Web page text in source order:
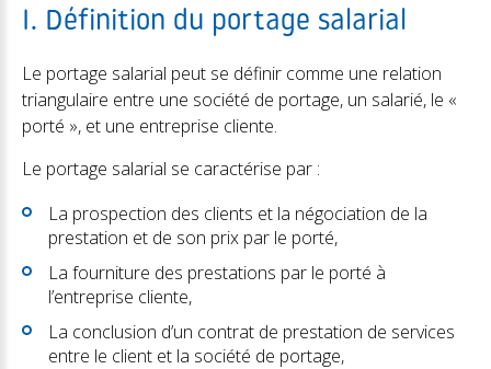
I. Définition du portage salarial
Le portage salarial peut se définir comme une relation
triangulaire entre une société de portage, un salarié, le «
porté », et une entreprise cliente.
Le portage salarial se caractérise par :
La prospection des clients et la négociation de la
prestation et de son prix par le porté,
La fourniture des prestations par le porté à
l’entreprise cliente,
La conclusion d’un contrat de prestation de services
entre le client et la société de portage,